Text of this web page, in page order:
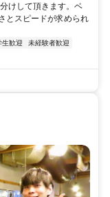
けして頂きます。ベ
とスピードが求められ
生歓迎
未経験者歓迎